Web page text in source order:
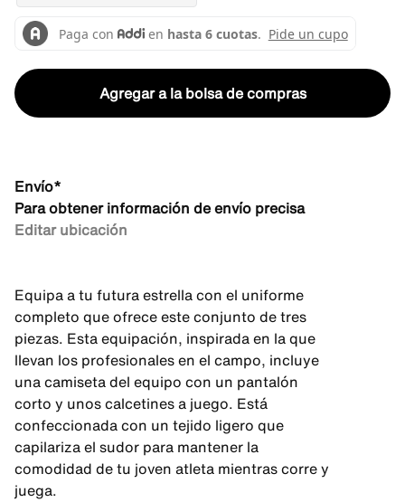
Agregar a la bolsa de compras
Envío*
Para obtener información de envío precisa
Editar ubicación
Equipa a tu futura estrella con el uniforme
completo que ofrece este conjunto de tres
piezas. Esta equipación, inspirada en la que
llevan los profesionales en el campo, incluye
una camiseta del equipo con un pantalón
corto y unos calcetines a juego. Está
confeccionada con un tejido ligero que
capilariza el sudor para mantener la
comodidad de tu joven atleta mientras corre y
juega.